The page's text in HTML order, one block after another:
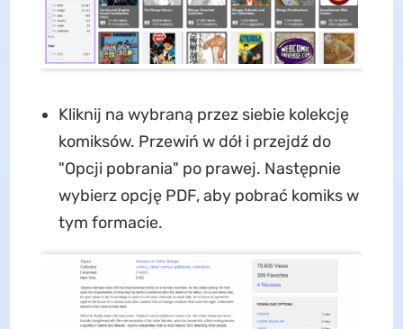
Kliknij na wybraną przez siebie kolekcję
komiksów. Przewiń w dół i przejdź do
"Opcji pobrania" po prawej. Następnie
wybierz opcję PDF, aby pobrać komiks w
tym formacie.